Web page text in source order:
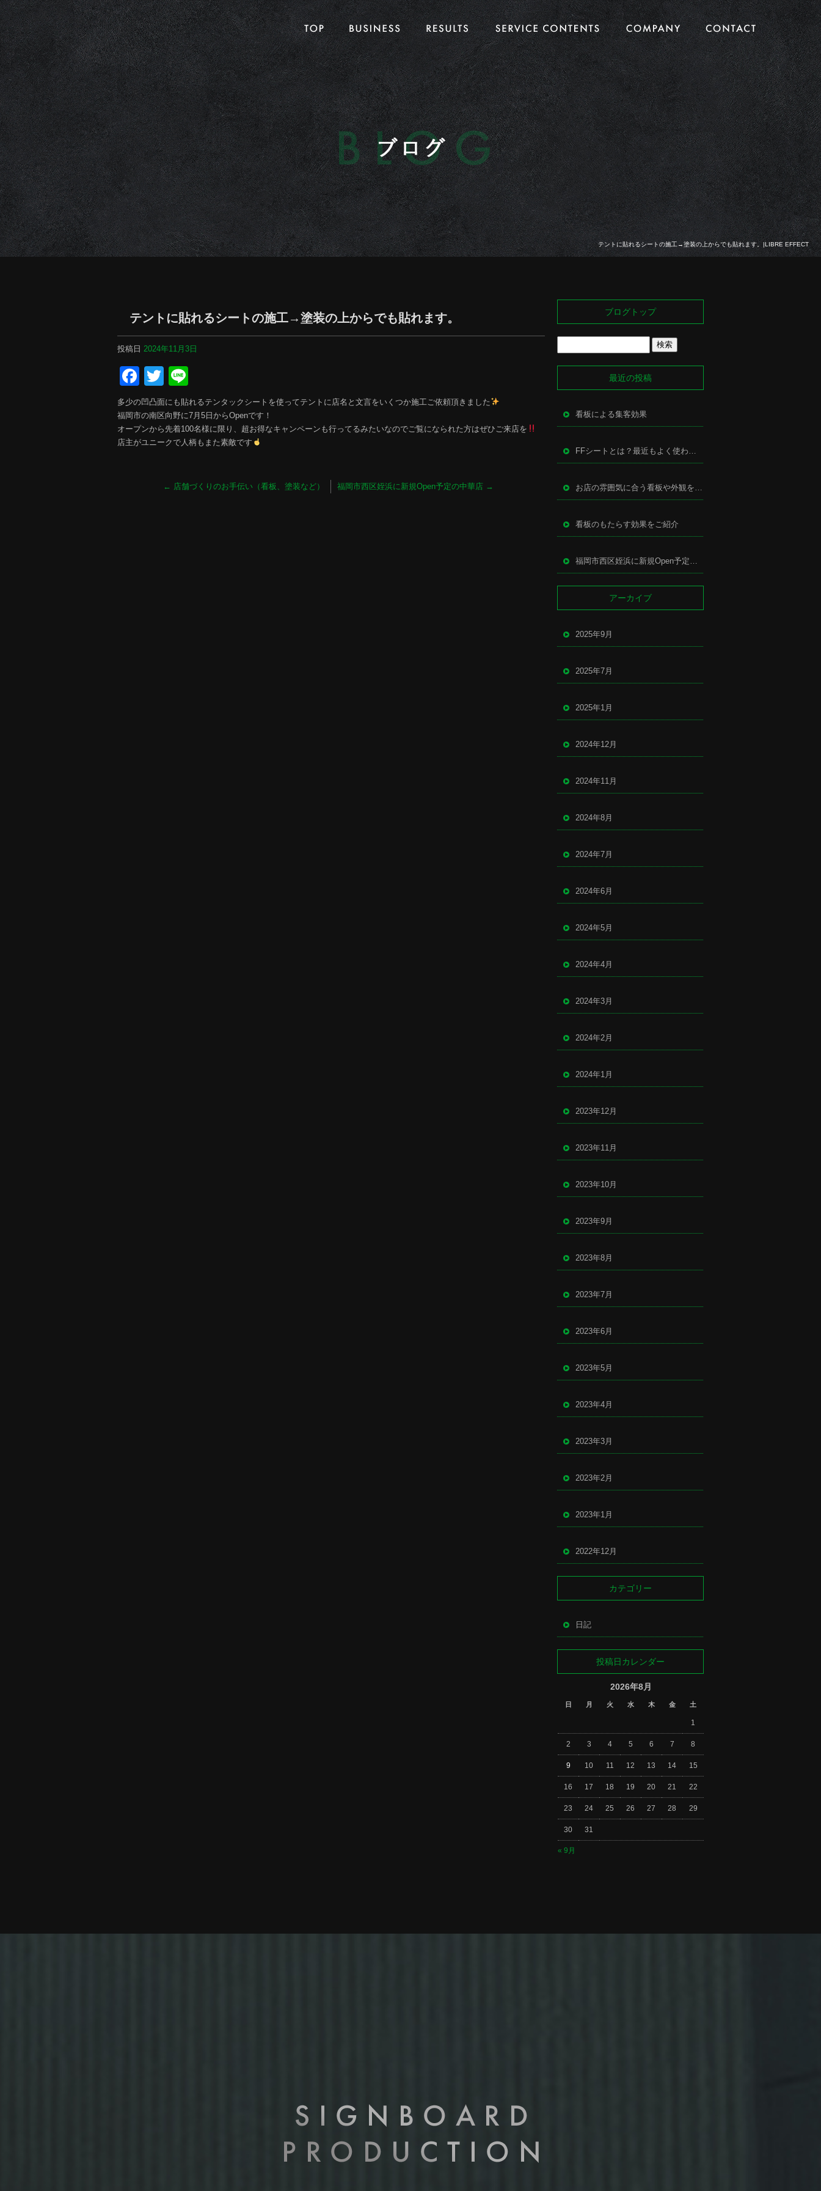
テントに貼れるシートの施工→塗装の上からでも貼れます。|LIBRE EFFECT
テントに貼れるシートの施工→塗装の上からでも貼れます。
投稿日 2024年11月3日
Facebook
Twitter
多少の凹凸面にも貼れるテンタックシートを使ってテントに店名と文言をいくつか施工ご依頼頂きました
福岡市の南区向野に7月5日からOpenです！
オープンから先着100名様に限り、超お得なキャンペーンも行ってるみたいなのでご覧になられた方はぜひご来店を
店主がユニークで人柄もまた素敵です
← 店舗づくりのお手伝い（看板、塗装など） 福岡市西区姪浜に新規Open予定の中華店 →
ブログトップ
最近の投稿
看板による集客効果
FFシートとは？最近もよく使われる万能型サイン
お店の雰囲気に合う看板や外観を作るために
看板のもたらす効果をご紹介
福岡市西区姪浜に新規Open予定の中華店
アーカイブ
2025年9月
2025年7月
2025年1月
2024年12月
2024年11月
2024年8月
2024年7月
2024年6月
2024年5月
2024年4月
2024年3月
2024年2月
2024年1月
2023年12月
2023年11月
2023年10月
2023年9月
2023年8月
2023年7月
2023年6月
2023年5月
2023年4月
2023年3月
2023年2月
2023年1月
2022年12月
カテゴリー
日記
投稿日カレンダー
2026年8月
日 月 火 水 木 金 土
« 9月
1
2 3 4 5 6 7 8
9 10 11 12 13 14 15
16 17 18 19 20 21 22
23 24 25 26 27 28 29
30 31